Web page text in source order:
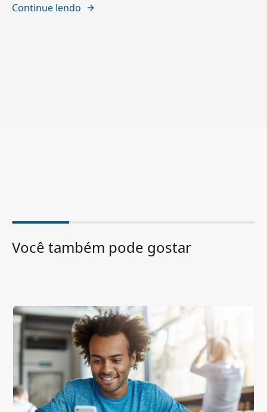
Continue lendo
Você também pode gostar